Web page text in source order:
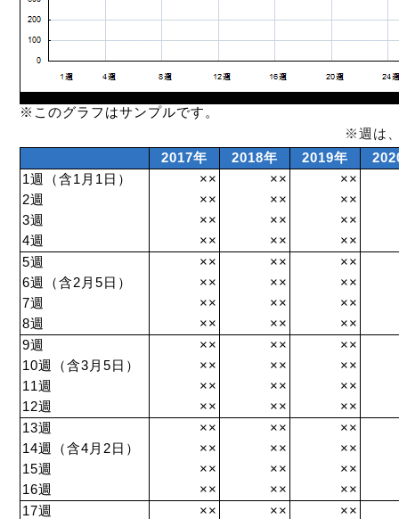
※このグラフはサンプルです。
※週は
2017年
2018年 2019年
1週（含1月1日）
×× ××
××
2週
×× ××
××
3週
×× ××
××
4週
×× ××
××
5週
×× ××
××
6週（含2月5日）
×× ××
××
7週
×× ××
××
8週
×× ××
××
9週
×× ××
××
10週（含3月5日）
×× ××
××
11週
×× ××
××
12週
×× ××
××
13週
×× ××
××
14週（含4月2日）
×× ××
××
15週
×× ××
××
16週
×× ××
××
17週
×× ××
××